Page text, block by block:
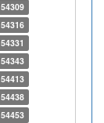
54309
54316
54331
54343
54413
54438
54453